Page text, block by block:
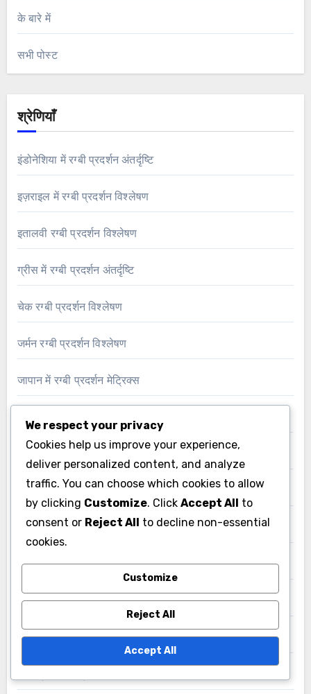
के बारे में
सभी पोस्ट
श्रेणियाँ
इंडोनेशिया में रग्बी प्रदर्शन अंतर्दृष्टि
इज़राइल में रग्बी प्रदर्शन विश्लेषण
इतालवी रग्बी प्रदर्शन विश्लेषण
ग्रीस में रग्बी प्रदर्शन अंतर्दृष्टि
चेक रग्बी प्रदर्शन विश्लेषण
जर्मन रग्बी प्रदर्शन विश्लेषण
जापान में रग्बी प्रदर्शन मेट्रिक्स
पुर्तगाल में रग्बी प्रदर्शन अंतर्दृष्टि
पोलिश रग्बी प्रदर्शन अंतर्दृष्टि
बांग्लादेश में रग्बी प्रदर्शन अंतर्दृष्टि
भारत में रग्बी एनालिटिक्स और मैट्रिक्स
यूक्रेनी रग्बी प्रदर्शन अंतर्दृष्टि
रग्बी प्रदर्शन अंतर्दृष्टि थाईलैंड
We respect your privacy
Cookies help us improve your experience,
deliver personalized content, and analyze
traffic. You can choose which cookies to allow
by clicking Customize. Click Accept All to
consent or Reject All to decline non-essential
cookies.
Customize
Reject All
Accept All